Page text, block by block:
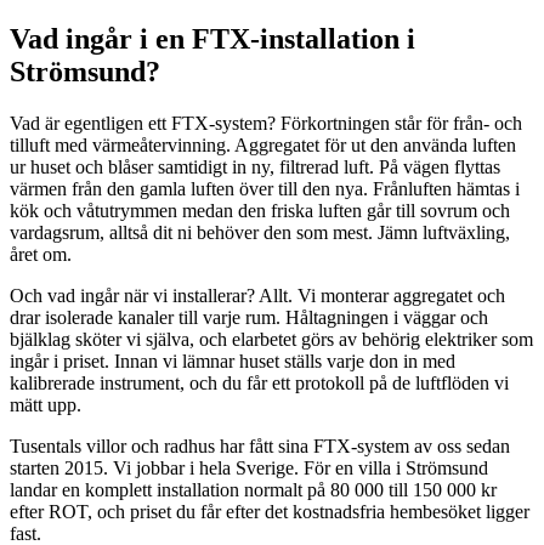
Vad ingår i en FTX-installation i
Strömsund?
Vad är egentligen ett FTX-system? Förkortningen står för från- och
tilluft med värmeåtervinning. Aggregatet för ut den använda luften
ur huset och blåser samtidigt in ny, filtrerad luft. På vägen flyttas
värmen från den gamla luften över till den nya. Frånluften hämtas i
kök och våtutrymmen medan den friska luften går till sovrum och
vardagsrum, alltså dit ni behöver den som mest. Jämn luftväxling,
året om.
Och vad ingår när vi installerar? Allt. Vi monterar aggregatet och
drar isolerade kanaler till varje rum. Håltagningen i väggar och
bjälklag sköter vi själva, och elarbetet görs av behörig elektriker som
ingår i priset. Innan vi lämnar huset ställs varje don in med
kalibrerade instrument, och du får ett protokoll på de luftflöden vi
mätt upp.
Tusentals villor och radhus har fått sina FTX-system av oss sedan
starten 2015. Vi jobbar i hela Sverige. För en villa i Strömsund
landar en komplett installation normalt på 80 000 till 150 000 kr
efter ROT, och priset du får efter det kostnadsfria hembesöket ligger
fast.